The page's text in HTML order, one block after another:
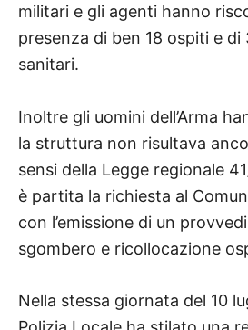
militari e gli agenti hanno
presenza di ben 18 ospiti e
sanitari.
Inoltre gli uomini dell’Arma
la struttura non risultava
sensi della Legge regionale
è partita la richiesta al
con l’emissione di un
sgombero e ricollocazione
Nella stessa giornata del 10